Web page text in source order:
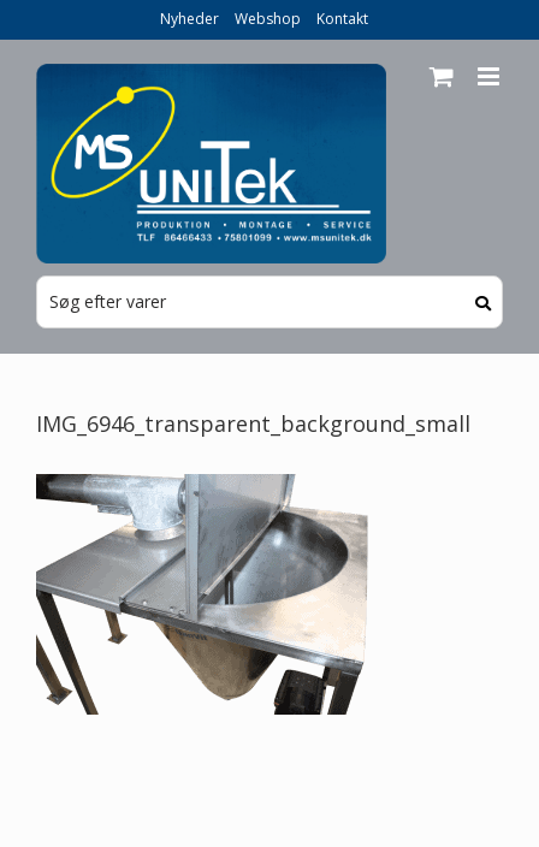
Nyheder Webshop Kontakt
IMG_6946_transparent_background_small